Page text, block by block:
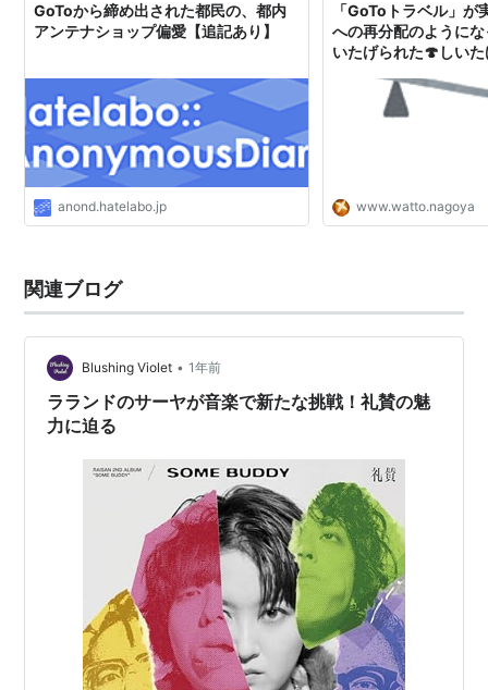
GoToから締め出された都民の、都内
アンテナショップ偏愛【追記あり】
anond.hatelabo.jp
「GoToトラベル」が
への再分配のように
いたげられた🍄しい
www.watto.nagoya
関連ブログ
Blushing Violet • 1年前
ラランドのサーヤが音楽で新たな挑戦！礼賛の魅
力に迫る